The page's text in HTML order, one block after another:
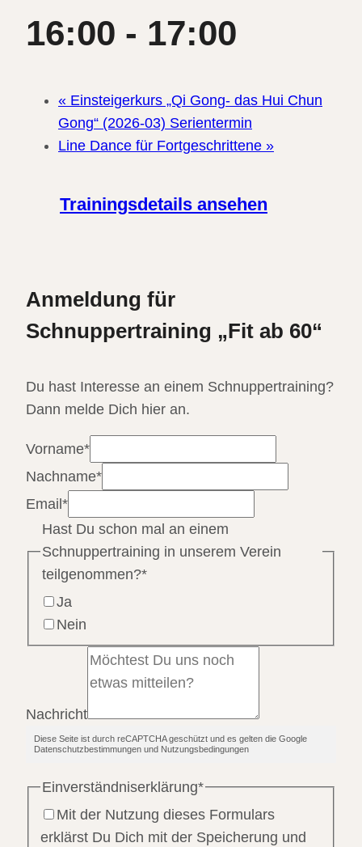
16:00 - 17:00
« Einsteigerkurs „Qi Gong- das Hui Chun
Gong“ (2026-03) Serientermin
Line Dance für Fortgeschrittene »
Trainingsdetails ansehen
Anmeldung für
Schnuppertraining „Fit ab 60“
Du hast Interesse an einem Schnuppertraining?
Dann melde Dich hier an.
Vorname*
Nachname*
Email*
Hast Du schon mal an einem
Schnuppertraining in unserem Verein
teilgenommen?*
Ja
Nein
Nachricht
Diese Seite ist durch reCAPTCHA geschützt und es gelten die Google
Datenschutzbestimmungen und Nutzungsbedingungen
Einverständniserklärung*
Mit der Nutzung dieses Formulars
erklärst Du Dich mit der Speicherung und